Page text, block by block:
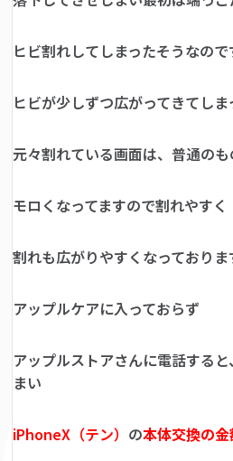
ヒビ割れしてしまったそうなの
ヒビが少しずつ広がってきてし
元々割れている画面は、普通の
モロくなってますので割れやすく
割れも広がりやすくなっておりま
アップルケアに入っておらず
アップルストアさんに電話する
まい
iPhoneX（テン） の本体交換の